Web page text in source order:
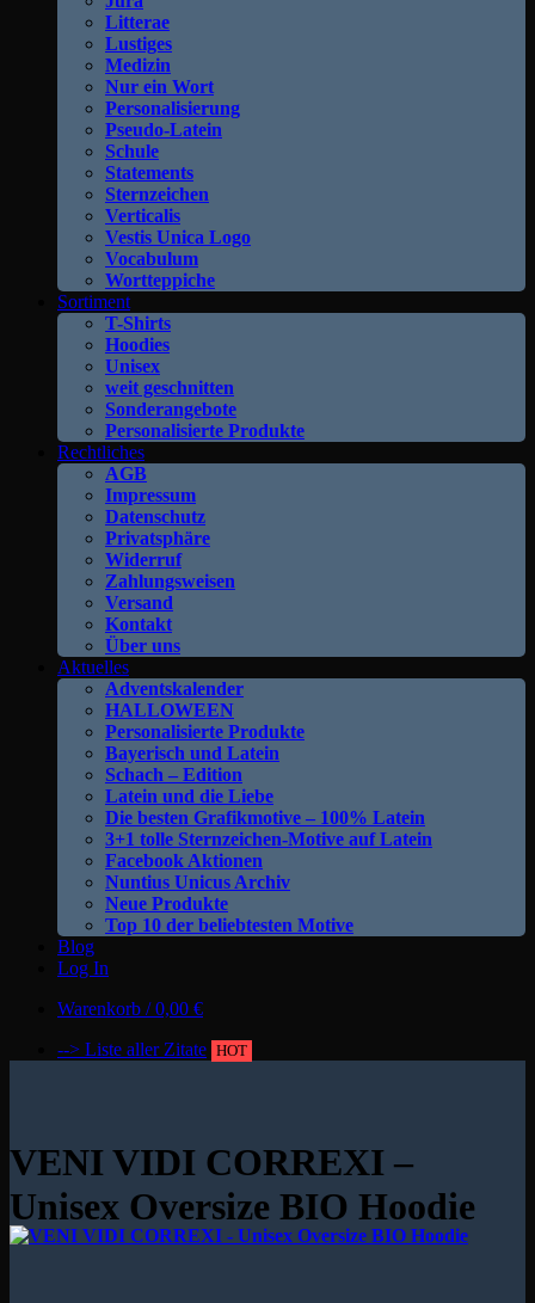
Litterae
Lustiges
Medizin
Nur ein Wort
Personalisierung
Pseudo-Latein
Schule
Statements
Sternzeichen
Verticalis
Vestis Unica Logo
Vocabulum
Wortteppiche
Sortiment
T-Shirts
Hoodies
Unisex
weit geschnitten
Sonderangebote
Personalisierte Produkte
Rechtliches
AGB
Impressum
Datenschutz
Privatsphäre
Widerruf
Zahlungsweisen
Versand
Kontakt
Über uns
Aktuelles
Adventskalender
HALLOWEEN
Personalisierte Produkte
Bayerisch und Latein
Schach – Edition
Latein und die Liebe
Die besten Grafikmotive – 100% Latein
3+1 tolle Sternzeichen-Motive auf Latein
Facebook Aktionen
Nuntius Unicus Archiv
Neue Produkte
Top 10 der beliebtesten Motive
Blog
Log In
Warenkorb /0,00 €
--> Liste aller Zitate HOT
VENI VIDI CORREXI –
Unisex Oversize BIO Hoodie